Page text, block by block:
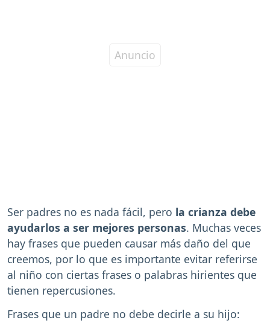
Ser padres no es nada fácil, pero la crianza debe
ayudarlos a ser mejores personas. Muchas veces
hay frases que pueden causar más daño del que
creemos, por lo que es importante evitar referirse
al niño con ciertas frases o palabras hirientes que
tienen repercusiones.
Frases que un padre no debe decirle a su hijo: